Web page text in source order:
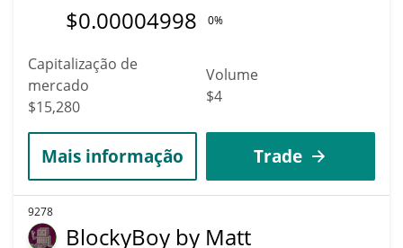
$0.00004998 0%
Capitalização de
mercado
$15,280
Volume
$4
Mais informação Trade
9278
BlockyBoy by Matt